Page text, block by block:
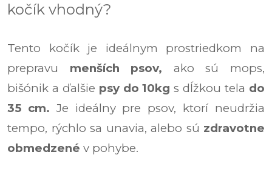
kočík vhodný?
Tento kočík je ideálnym prostriedkom na
prepravu menších psov, ako sú mops,
bišónik a ďalšie psy do 10kg s dĺžkou tela do
35 cm. Je ideálny pre psov, ktorí neudržia
tempo, rýchlo sa unavia, alebo sú zdravotne
obmedzené v pohybe.